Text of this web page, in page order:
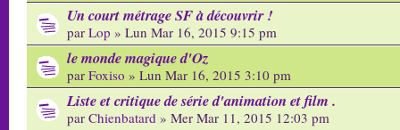
Un court métrage SF à découvrir !
par Lop » Lun Mar 16, 2015 9:15 pm
le monde magique d'Oz
par Foxiso » Lun Mar 16, 2015 3:10 pm
Liste et critique de série d'animation et film .
par Chienbatard » Mer Mar 11, 2015 12:03 pm